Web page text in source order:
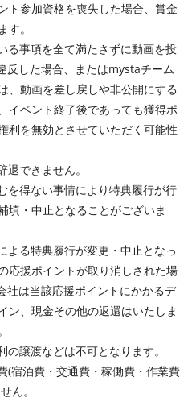
ト参加資格を喪失した場合、賞金
。
る事項を全て満たさずに動画を投
反した場合、またはmystaチーム
、動画を差し戻しや非公開にする
イベント終了後であっても獲得ポ
利を無効とさせていただく可能性
できません。
を得ない事情により特典履行が行
填・中止となることがございま
よる特典履行が変更・中止となっ
応援ポイントが取り消しされた場
社は当該応援ポイントにかかるデ
ン、現金その他の返還はいたしま
譲渡などは不可となります。
(宿泊費・交通費・稼働費・作業費
ん。